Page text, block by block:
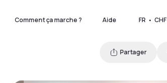
Comment ça marche ? Aide FR • CHF
Partager